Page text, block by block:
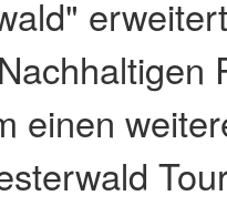
einen